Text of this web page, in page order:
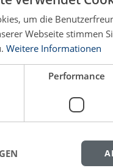
um die
Webseite stimmen
Weitere Informationen
Performance